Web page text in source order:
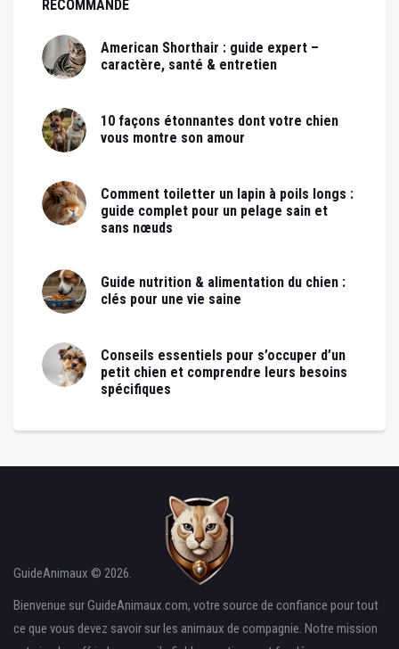
RECOMMANDÉ
American Shorthair : guide expert –
caractère, santé & entretien
10 façons étonnantes dont votre chien
vous montre son amour
Comment toiletter un lapin à poils longs :
guide complet pour un pelage sain et
sans nœuds
Guide nutrition & alimentation du chien :
clés pour une vie saine
Conseils essentiels pour s’occuper d’un
petit chien et comprendre leurs besoins
spécifiques
GuideAnimaux © 2026.
Bienvenue sur GuideAnimaux.com, votre source de confiance pour tout
ce que vous devez savoir sur les animaux de compagnie. Notre mission